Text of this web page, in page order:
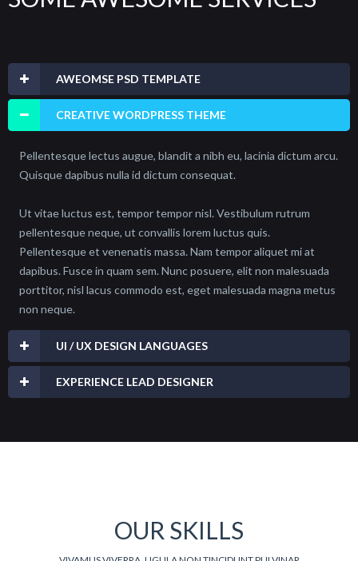
AWEOMSE PSD TEMPLATE
CREATIVE WORDPRESS THEME
Pellentesque lectus augue, blandit a nibh eu, lacinia dictum arcu.
Quisque dapibus nulla id dictum consequat.
Ut vitae luctus est, tempor tempor nisl. Vestibulum rutrum
pellentesque neque, ut convallis lorem luctus quis.
Pellentesque et venenatis massa. Nam tempor aliquet mi at
dapibus. Fusce in quam sem. Nunc posuere, elit non malesuada
porttitor, nisl lacus commodo est, eget malesuada magna metus
non neque.
UI / UX DESIGN LANGUAGES
EXPERIENCE LEAD DESIGNER
OUR SKILLS